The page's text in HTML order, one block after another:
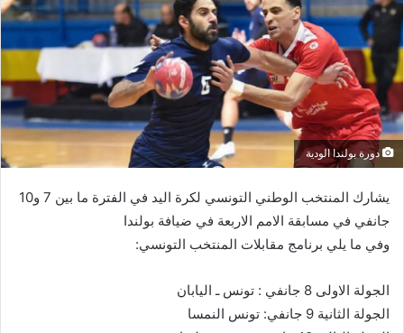
دورة بولندا الودية
يشارك المنتخب الوطني التونسي لكرة اليد في الفترة ما بين 7 و10
جانفي في مسابقة الامم الاربعة في ضيافة بولندا
وفي ما يلي برنامج مقابلات المنتخب التونسي:
الجولة الاولى 8 جانفي : تونس ـ اليابان
الجولة الثانية 9 جانفي: تونس النمسا